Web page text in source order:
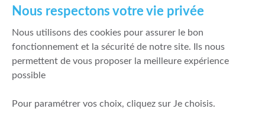
Nous respectons votre vie privée
Nous utilisons des cookies pour assurer le bon
fonctionnement et la sécurité de notre site. Ils nous
permettent de vous proposer la meilleure expérience
possible
Pour paramétrer vos choix, cliquez sur Je choisis.